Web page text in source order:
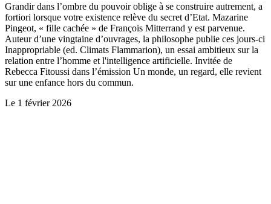
Grandir dans l’ombre du pouvoir oblige à se construire autrement, a
fortiori lorsque votre existence relève du secret d’Etat. Mazarine
Pingeot, « fille cachée » de François Mitterrand y est parvenue.
Auteur d’une vingtaine d’ouvrages, la philosophe publie ces jours-ci
Inappropriable (ed. Climats Flammarion), un essai ambitieux sur la
relation entre l’homme et l'intelligence artificielle. Invitée de
Rebecca Fitoussi dans l’émission Un monde, un regard, elle revient
sur une enfance hors du commun.
Le 1 février 2026